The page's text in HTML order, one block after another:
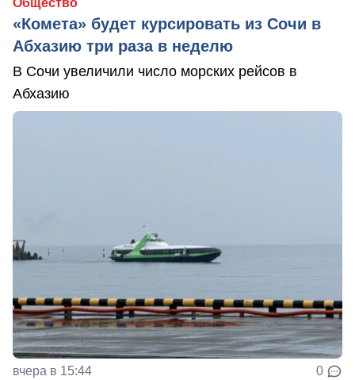
Общество
«Комета» будет курсировать из Сочи в
Абхазию три раза в неделю
В Сочи увеличили число морских рейсов в
Абхазию
вчера в 15:44 0